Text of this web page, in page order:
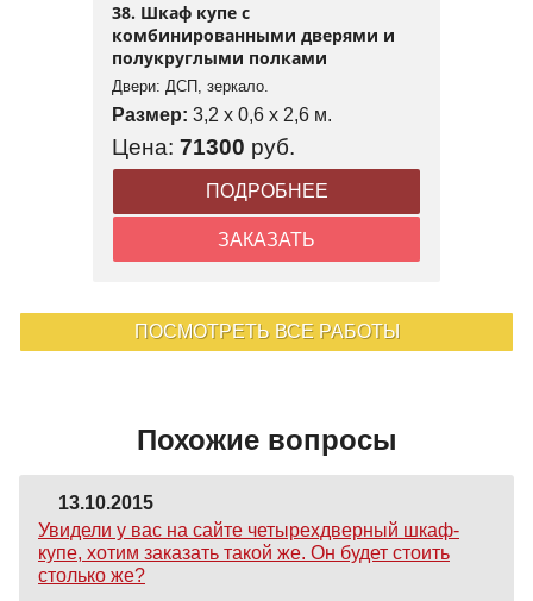
38. Шкаф купе с
комбинированными дверями и
полукруглыми полками
Двери: ДСП, зеркало.
Размер: 3,2 x 0,6 x 2,6 м.
Цена: 71300 руб.
ПОДРОБНЕЕ
ЗАКАЗАТЬ
ПОСМОТРЕТЬ ВСЕ РАБОТЫ
Похожие вопросы
13.10.2015
Увидели у вас на сайте четырехдверный шкаф-
купе, хотим заказать такой же. Он будет стоить
столько же?